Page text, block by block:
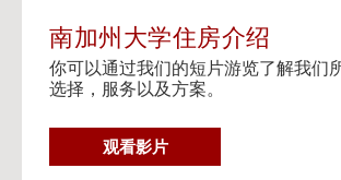
A
P
V
i
d
e
南加州大学住房介绍
你可以通过我们的短片游览了解我们
选择，服务以及方案。
G
O
观看影片